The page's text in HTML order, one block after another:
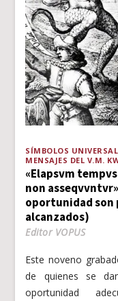
SÍMBOLOS
MENSAJES DEL V.M.
«Elapsvm
non
oportunidad son
alcanzados)
Editor VOPUS
Este noveno
de quienes se
oportunidad